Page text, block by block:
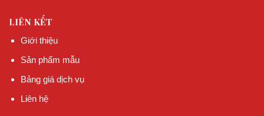
LIÊN KẾT
Giới thiệu
Sản phẩm mẫu
Bảng giá dịch vụ
Liên hệ